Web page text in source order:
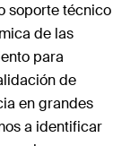
soporte técnico
de las
para
de
en grandes
a identificar